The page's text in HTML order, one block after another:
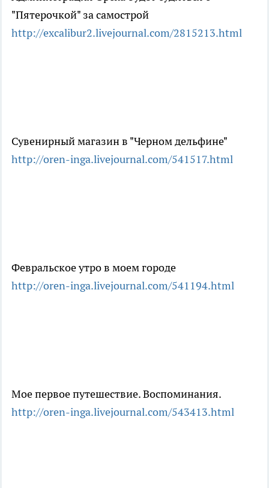
"Пятерочкой" за самострой
http://excalibur2.livejournal.com/2815213.html
Сувенирный магазин в "Черном дельфине"
http://oren-inga.livejournal.com/541517.html
Февральское утро в моем городе
http://oren-inga.livejournal.com/541194.html
Мое первое путешествие. Воспоминания.
http://oren-inga.livejournal.com/543413.html